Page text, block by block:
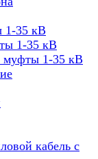
1-35 кВ
1-35 кВ
муфты 1-35 кВ
кабель с